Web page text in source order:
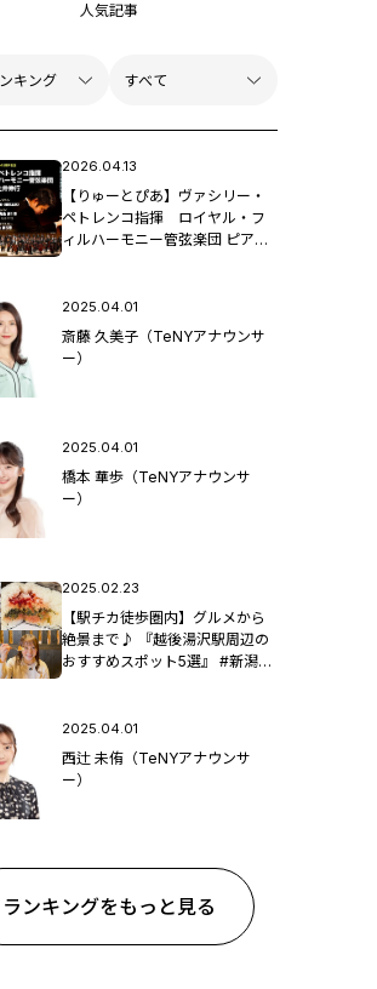
人気記事
2026.04.13
【りゅーとぴあ】ヴァシリー・
ペトレンコ指揮 ロイヤル・フ
ィルハーモニー管弦楽団 ピア
2025.04.01
斎藤 久美子（TeNYアナウンサ
ー）
2025.04.01
橋本 華歩（TeNYアナウンサ
ー）
2025.02.23
【駅チカ徒歩圏内】グルメから
絶景まで♪ 『越後湯沢駅周辺の
おすすめスポット5選』 #新潟観
2025.04.01
西辻 未侑（TeNYアナウンサ
ー）
ランキングをもっと見る